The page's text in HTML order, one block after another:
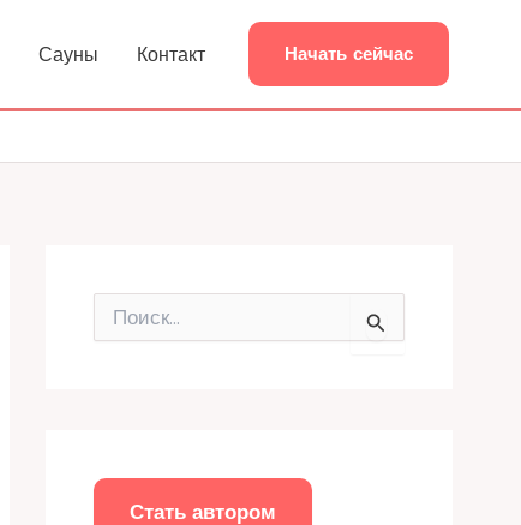
Сауны Контакт Начать сейчас
Стать автором